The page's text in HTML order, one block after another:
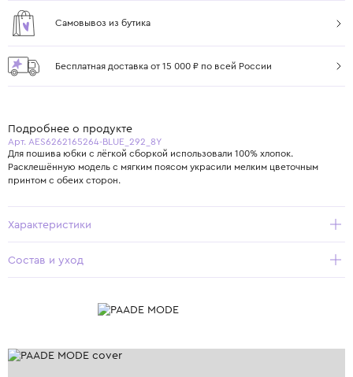
Самовывоз из бутика
Бесплатная доставка от 15 000 ₽ по всей России
Подробнее о продукте
Арт. AES6262165264-BLUE_292_8Y
Для пошива юбки с лёгкой сборкой использовали 100% хлопок.
Расклешённую модель с мягким поясом украсили мелким цветочным
принтом с обеих сторон.
Характеристики
Состав и уход